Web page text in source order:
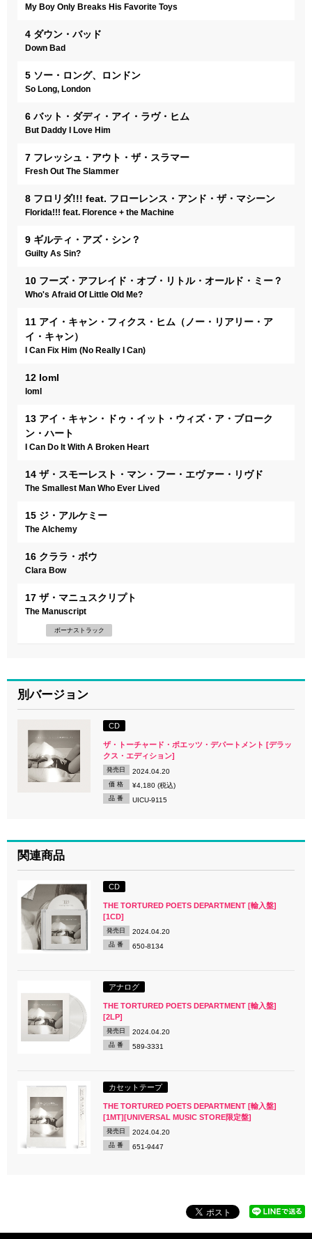
My Boy Only Breaks His Favorite Toys
4 ダウン・バッド
Down Bad
5 ソー・ロング、ロンドン
So Long, London
6 バット・ダディ・アイ・ラヴ・ヒム
But Daddy I Love Him
7 フレッシュ・アウト・ザ・スラマー
Fresh Out The Slammer
8 フロリダ!!! feat. フローレンス・アンド・ザ・マシーン
Florida!!! feat. Florence + the Machine
9 ギルティ・アズ・シン？
Guilty As Sin?
10 フーズ・アフレイド・オブ・リトル・オールド・ミー？
Who's Afraid Of Little Old Me?
11 アイ・キャン・フィクス・ヒム（ノー・リアリー・ア
イ・キャン）
I Can Fix Him (No Really I Can)
12 loml
loml
13 アイ・キャン・ドゥ・イット・ウィズ・ア・ブローク
ン・ハート
I Can Do It With A Broken Heart
14 ザ・スモーレスト・マン・フー・エヴァー・リヴド
The Smallest Man Who Ever Lived
15 ジ・アルケミー
The Alchemy
16 クララ・ボウ
Clara Bow
17 ザ・マニュスクリプト
The Manuscript
ボーナストラック
別バージョン
CD
ザ・トーチャード・ポエッツ・デパートメント [デラッ
クス・エディション]
発売日 2024.04.20
価 格 ¥4,180 (税込)
品 番 UICU-9115
関連商品
CD
THE TORTURED POETS DEPARTMENT [輸入盤]
[1CD]
発売日 2024.04.20
品 番 650-8134
アナログ
THE TORTURED POETS DEPARTMENT [輸入盤]
[2LP]
発売日 2024.04.20
品 番 589-3331
カセットテープ
THE TORTURED POETS DEPARTMENT [輸入盤]
[1MT][UNIVERSAL MUSIC STORE限定盤]
発売日 2024.04.20
品 番 651-9447